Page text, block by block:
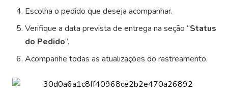
Escolha o pedido que deseja acompanhar.
Verifique a data prevista de entrega na seção “Status
do Pedido”.
Acompanhe todas as atualizações do rastreamento.